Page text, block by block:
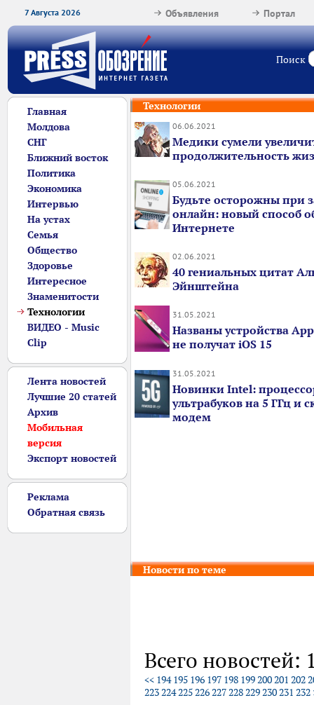
7 Августа 2026 Портал
Объявления
Поиск
Главная
Молдова
СНГ
Ближний восток
Политика
Экономика
Интервью
На устах
Семья
Общество
Здоровье
Интересное
Знаменитости
Технологии
ВИДЕО - Music
Clip
Лента новостей
Лучшие 20 статей
Архив
Мобильная
версия
Экспорт новостей
Реклама
Обратная связь
Технологии
06.06.2021
Медики сумели
продолжительность
05.06.2021
Будьте осторожны при
онлайн: новый способ
Интернете
02.06.2021
40 гениальных цитат
Эйнштейна
31.05.2021
Названы устройства
не получат iOS 15
31.05.2021
Новинки Intel:
ультрабуков на 5 ГГц и
модем
Новости по теме
Всего новостей:
<< 194 195 196 197 198 199200201 202
223224225226227228229230231 232